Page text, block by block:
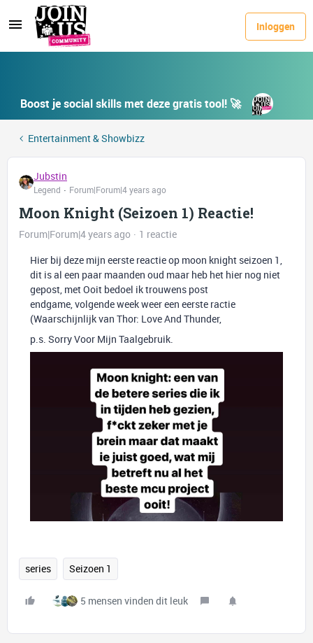
Inloggen
Boost je social skills met deze gratis tool! 🚀
Entertainment & Showbizz
Jubstin
Legend Forum|Forum|4 years ago
Moon Knight (Seizoen 1) Reactie!
Forum|Forum|4 years ago
1 reactie
Hier bij deze mijn eerste reactie op moon knight seizoen 1,
dit is al een paar maanden oud maar heb het hier nog niet
gepost, met Ooit bedoel ik trouwens post
endgame, volgende week weer een eerste ractie
(Waarschijnlijk van Thor: Love And Thunder,
p.s. Sorry Voor Mijn Taalgebruik.
series Seizoen 1
5 mensen vinden dit leuk